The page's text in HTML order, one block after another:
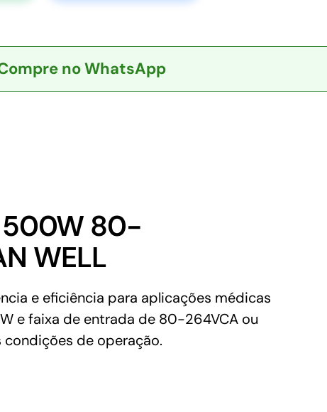
no WhatsApp
500W 80-
WELL
e eficiência para aplicações médicas
e faixa de entrada de 80-264VCA ou
de operação.